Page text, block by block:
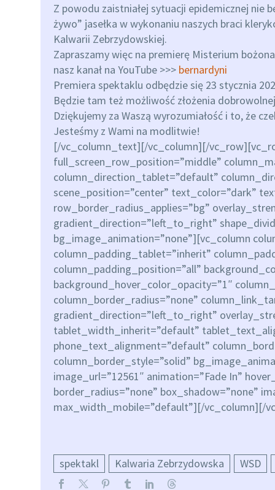
Z powodu zaistniałej sytuacji epidemicznej nie
żywo” jasełka w wykonaniu naszych braci
Kalwarii Zebrzydowskiej.
Zapraszamy więc na premierę Misterium
nasz kanał na YouTube >>> bernardyni
Premiera spektaklu odbędzie się 23 stycznia
Będzie tam też możliwość złożenia
Dziękujemy za Waszą wyrozumiałość i to, że
Jesteśmy z Wami na modlitwie!
[/vc_column_text][/vc_column][/
full_screen_row_position=”middle”
column_direction_tablet=”default”
scene_position=”center” text_color=”dark”
row_border_radius_applies=”bg”
gradient_direction=”left_to_right”
bg_image_animation=”none”][vc_column
column_padding_tablet=”inherit”
column_padding_position=”all”
background_hover_color_opacity=”1″
column_border_radius=”none”
gradient_direction=”left_to_right”
tablet_width_inherit=”default”
phone_text_alignment=”default”
column_border_style=”solid”
image_url=”12561″ animation=”Fade In”
border_radius=”none” box_shadow=”none”
max_width_mobile=”default”][/vc_column][/
spektakl Kalwaria Zebrzydowska WSD